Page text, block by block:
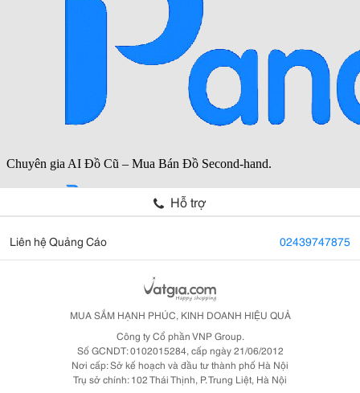
Hỗ trợ
Liên hệ Quảng Cáo 02439747875
MUA SẮM HẠNH PHÚC, KINH DOANH HIỆU QUẢ
Công ty Cổ phần VNP Group.
Số GCNDT: 0102015284, cấp ngày 21/06/2012
Nơi cấp: Sở kế hoạch và đầu tư thành phố Hà Nội
Trụ sở chính: 102 Thái Thịnh, P. Trung Liệt, Hà Nội